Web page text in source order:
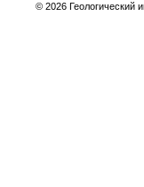
© 2026 Геологический